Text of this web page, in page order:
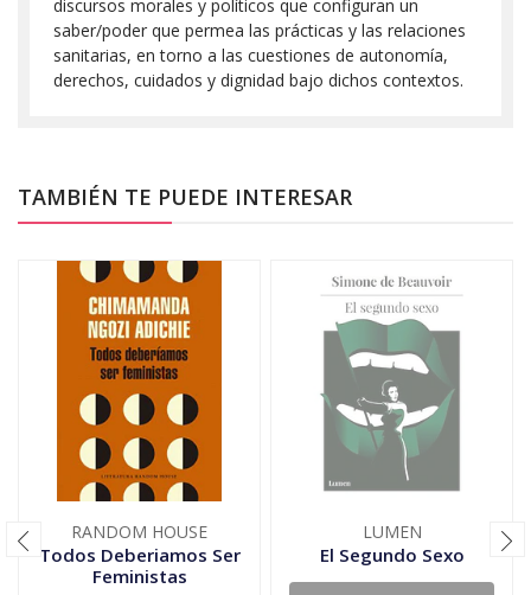
discursos morales y políticos que configuran un
saber/poder que permea las prácticas y las relaciones
sanitarias, en torno a las cuestiones de autonomía,
derechos, cuidados y dignidad bajo dichos contextos.
TAMBIÉN TE PUEDE INTERESAR
RANDOM HOUSE
Todos Deberiamos Ser
Feministas
LUMEN
El Segundo Sexo